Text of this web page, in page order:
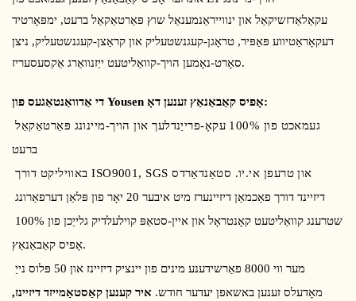
עקאַלאַדזשיקאַל און ינווייראַנמענאַל שוץ פּאַרטאַקאַל ברעט, ימפּאָרטיד
דעקאָראַטיווע פּאַפּיר, טראָגן-קעגנשטעליק און קראַצן-קעגנשטעליק, ניצן
סאָרט-נאָמען הויך-קוואַליטעט ייַזנוואַרג אַקסעסעריז.
די אַדוואַנטאַגעס פון Yousen אָפיס קאַבאַנאַץ זענען דאָ:
געמאכט פון 100% עקאָ-פרייַנדלעך און הויך-מיינונג פּאַרטאַקאַל
ברעט
באוויליקט דורך ISO9001, SGS און טרעפן אי.יו. סטאַנדאַרדס
100% שטרענג קוואַליטעט קאָנטראָל און איין-סטאַפּ קוילעלדיק גלייַכן פון
אָפיס קאַבאַנאַץ.
מאָדעלס זענען באשאפן יעדער חודש. איר קענען קאַסטאַמייזד דיזיינז,